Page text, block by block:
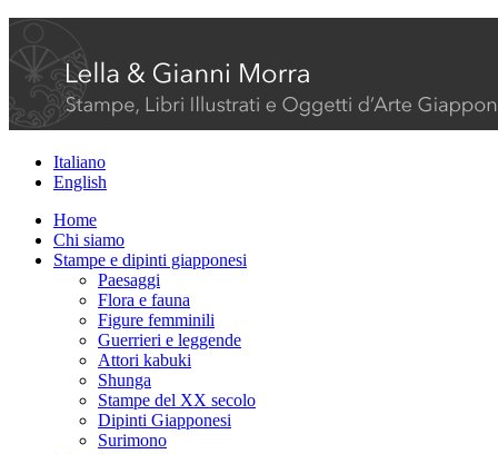
Italiano
English
Home
Chi siamo
Stampe e dipinti giapponesi
Paesaggi
Flora e fauna
Figure femminili
Guerrieri e leggende
Attori kabuki
Shunga
Stampe del XX secolo
Dipinti Giapponesi
Surimono